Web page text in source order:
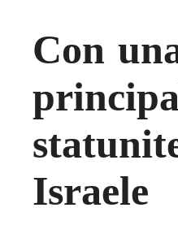
Con
Israele